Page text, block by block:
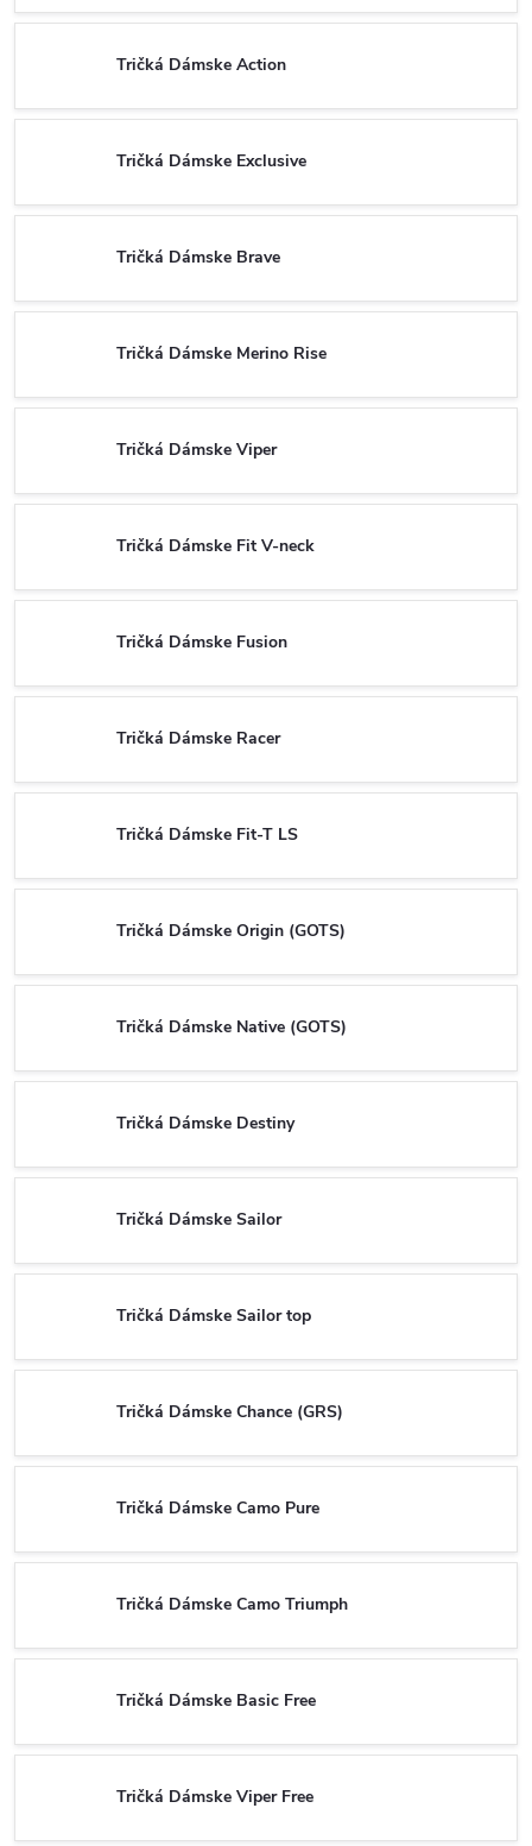
Tričká Dámske Action
Tričká Dámske Exclusive
Tričká Dámske Brave
Tričká Dámske Merino Rise
Tričká Dámske Viper
Tričká Dámske Fit V-neck
Tričká Dámske Fusion
Tričká Dámske Racer
Tričká Dámske Fit-T LS
Tričká Dámske Origin (GOTS)
Tričká Dámske Native (GOTS)
Tričká Dámske Destiny
Tričká Dámske Sailor
Tričká Dámske Sailor top
Tričká Dámske Chance (GRS)
Tričká Dámske Camo Pure
Tričká Dámske Camo Triumph
Tričká Dámske Basic Free
Tričká Dámske Viper Free